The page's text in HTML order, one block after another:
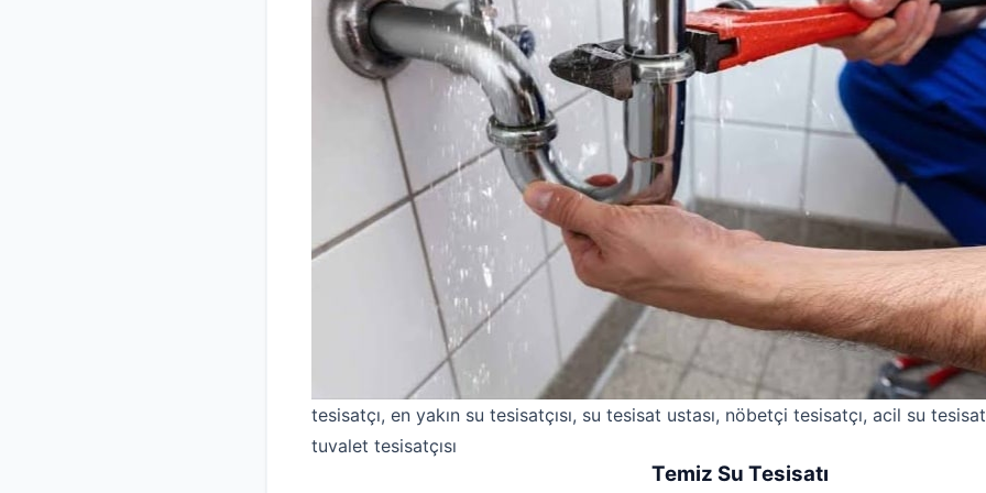
tesisatçı, en yakın su tesisatçısı, su tesisat ustası, nöbetçi tesisatçı, acil su
tuvalet tesisatçısı
Temiz Su Tesisatı